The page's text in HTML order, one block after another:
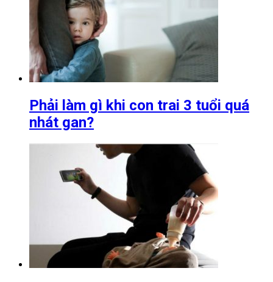
Phải làm gì khi con trai 3 tuổi quá
nhát gan?